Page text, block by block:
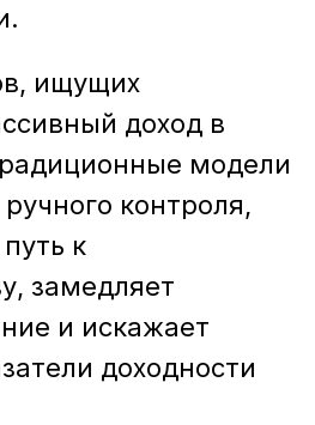
ищущих
доход в
модели
контроля,
к
замедляет
и искажает
доходности